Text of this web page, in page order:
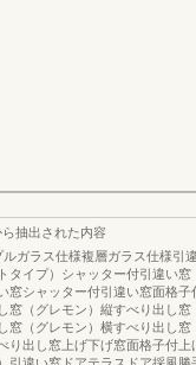
抽出された内容
ルガラス仕様複層ガラス仕様引
タイプ）シャッター付引違い窓
窓シャッター付引違い窓面格
窓（グレモン）縦すべり出し
窓（グレモン）横すべり出し窓
り出し窓上げ下げ窓面格子付上